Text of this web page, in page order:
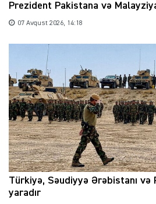
Prezident Pakistana və
07 Avqust 2026, 14:18
Türkiyə, Səudiyyə Ərəbistanı
yaradır